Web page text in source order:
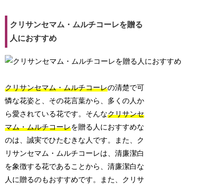
クリサンセマム・ムルチコーレを贈る
人におすすめ
クリサンセマム・ムルチコーレの清楚で可
憐な花姿と、その花言葉から、多くの人か
ら愛されている花です。そんなクリサンセ
マム・ムルチコーレを贈る人におすすめな
のは、誠実でひたむきな人です。また、ク
リサンセマム・ムルチコーレは、清廉潔白
を象徴する花であることから、清廉潔白な
人に贈るのもおすすめです。また、クリサ